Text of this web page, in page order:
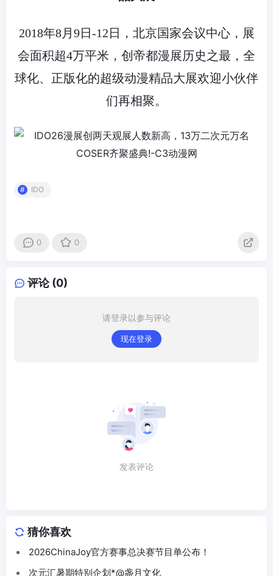
2018年8月9日-12日，北京国家会议中心，展
会面积超4万平米，创帝都漫展历史之最，全
球化、正版化的超级动漫精品大展欢迎小伙伴
们再相聚。
IDO
0 0
评论 (0)
请登录以参与评论
现在登录
发表评论
猜你喜欢
2026ChinaJoy官方赛事总决赛节目单公布！
次元汇暑期特别企划*@盏月文化